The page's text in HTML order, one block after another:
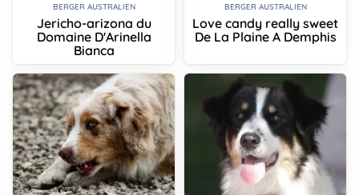
BERGER AUSTRALIEN
Jericho-arizona du
Domaine D'Arinella
Bianca
BERGER AUSTRALIEN
Love candy really sweet
De La Plaine A Demphis